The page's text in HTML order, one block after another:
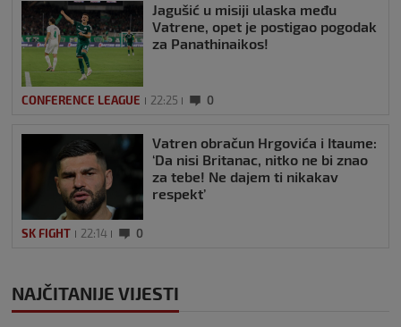
Jagušić u misiji ulaska među
Vatrene, opet je postigao pogodak
za Panathinaikos!
CONFERENCE LEAGUE 22:25 0
Vatren obračun Hrgovića i Itaume:
‘Da nisi Britanac, nitko ne bi znao
za tebe! Ne dajem ti nikakav
respekt’
SK FIGHT 22:14 0
NAJČITANIJE VIJESTI